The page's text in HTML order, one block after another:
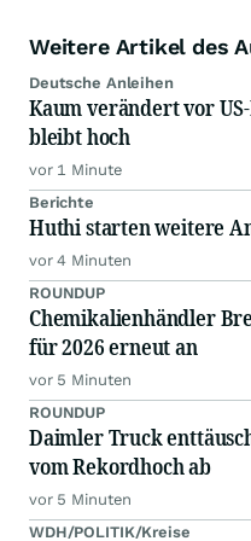
Weitere Artikel des
Deutsche Anleihen
Kaum verändert vor
bleibt hoch
vor 1 Minute
Berichte
Huthi starten weitere
vor 4 Minuten
ROUNDUP
Chemikalienhändler
für 2026 erneut an
vor 5 Minuten
ROUNDUP
Daimler Truck
vom Rekordhoch ab
vor 5 Minuten
WDH/POLITIK/Kreise